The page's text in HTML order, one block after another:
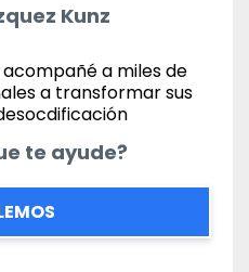
Kunz
acompañé a miles de
a transformar sus
te ayude?